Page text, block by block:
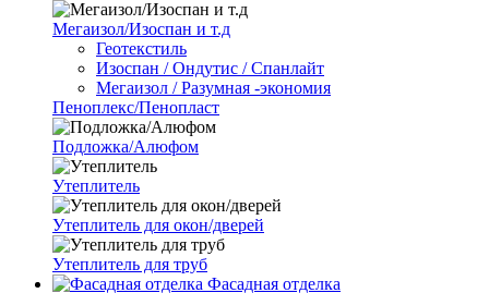
Мегаизол/Изоспан и т.д
Геотекстиль
Изоспан / Ондутис / Спанлайт
Мегаизол / Разумная -экономия
Пеноплекс/Пенопласт
Подложка/Алюфом
Утеплитель
Утеплитель для окон/дверей
Утеплитель для труб
Фасадная отделка